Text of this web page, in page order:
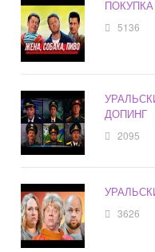
5136
ДОПИНГ
2095
3626